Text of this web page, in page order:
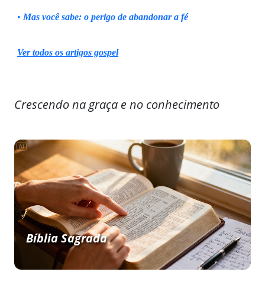
• Mas você sabe: o perigo de abandonar a fé
Ver todos os artigos gospel
Crescendo na graça e no conhecimento
Bíblia Sagrada